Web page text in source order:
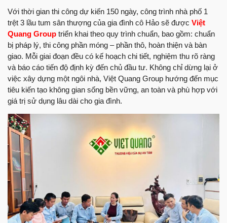
Với thời gian thi công dự kiến 150 ngày, công trình nhà phố 1
trệt 3 lầu tum sân thượng của gia đình cô Hảo sẽ được Việt
Quang Group triển khai theo quy trình chuẩn, bao gồm: chuẩn
bị pháp lý, thi công phần móng – phần thô, hoàn thiện và bàn
giao. Mỗi giai đoạn đều có kế hoạch chi tiết, nghiệm thu rõ ràng
và báo cáo tiến độ định kỳ đến chủ đầu tư. Không chỉ dừng lại ở
việc xây dựng một ngôi nhà, Việt Quang Group hướng đến mục
tiêu kiến tạo không gian sống bền vững, an toàn và phù hợp với
giá trị sử dụng lâu dài cho gia đình.